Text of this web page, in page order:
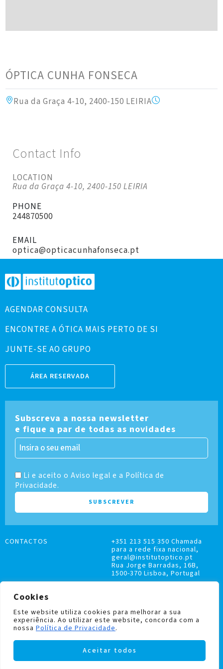
Cookies
Este website utiliza cookies para melhorar a sua
experiência. Ao utilizar este website, concorda com a
nossa Política de Privacidade.
Aceitar todos
ÓPTICA CUNHA FONSECA
Rua da Graça 4-10, 2400-150 LEIRIA
Contact Info
LOCATION
Rua da Graça 4-10, 2400-150 LEIRIA
PHONE
244870500
EMAIL
optica@opticacunhafonseca.pt
AGENDAR CONSULTA
ENCONTRE A ÓTICA MAIS PERTO DE SI
JUNTE-SE AO GRUPO
ÁREA RESERVADA
Subscreva a nossa newsletter
e fique a par de todas as novidades
Li e aceito o Aviso legal e a Política de
Privacidade.
LIVRO DE RECLAMAÇÕES
POLÍTICA DE PRIVACIDADE E COOKIES
CONTACTOS
+351 213 515 350 Chamada
para a rede fixa nacional,
geral@institutoptico.pt
Rua Jorge Barradas, 16B,
1500-370 Lisboa, Portugal